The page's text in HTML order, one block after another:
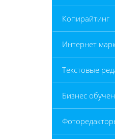
Копирайтинг
Интернет
Текстовые
Бизнес